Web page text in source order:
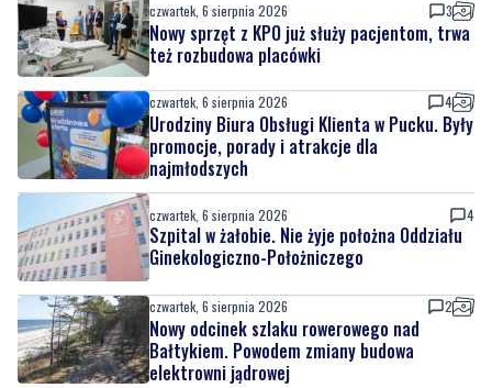
czwartek, 6 sierpnia 2026 3
Nowy sprzęt z KPO już służy pacjentom, trwa
też rozbudowa placówki
czwartek, 6 sierpnia 2026 4
Urodziny Biura Obsługi Klienta w Pucku. Były
promocje, porady i atrakcje dla
najmłodszych
czwartek, 6 sierpnia 2026 4
Szpital w żałobie. Nie żyje położna Oddziału
Ginekologiczno-Położniczego
czwartek, 6 sierpnia 2026 2
Nowy odcinek szlaku rowerowego nad
Bałtykiem. Powodem zmiany budowa
elektrowni jądrowej